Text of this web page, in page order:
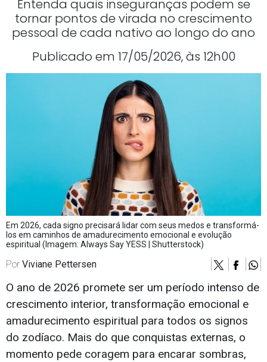
Entenda quais inseguranças podem se
tornar pontos de virada no crescimento
pessoal de cada nativo ao longo do ano
Publicado em 17/05/2026, às 12h00
Em 2026, cada signo precisará lidar com seus medos e transformá-
los em caminhos de amadurecimento emocional e evolução
espiritual (Imagem: Always Say YESS | Shutterstock)
Por Viviane Pettersen
O ano de 2026 promete ser um período intenso de
crescimento interior, transformação emocional e
amadurecimento espiritual para todos os signos
do zodíaco. Mais do que conquistas externas, o
momento pede coragem para encarar sombras,